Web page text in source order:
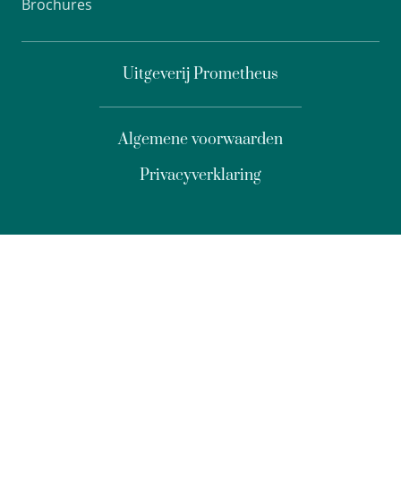
Brochures
Uitgeverij Prometheus
Privacyverklaring
Algemene voorwaarden